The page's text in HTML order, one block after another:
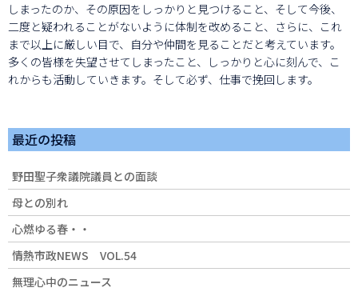
しまったのか、その原因をしっかりと見つけること、そして今後、
二度と疑われることがないように体制を改めること、さらに、これ
まで以上に厳しい目で、自分や仲間を見ることだと考えています。
多くの皆様を失望させてしまったこと、しっかりと心に刻んで、こ
れからも活動していきます。そして必ず、仕事で挽回します。
最近の投稿
野田聖子衆議院議員との面談
母との別れ
心燃ゆる春・・
情熱市政NEWS VOL.54
無理心中のニュース